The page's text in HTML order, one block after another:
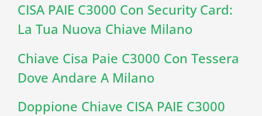
CISA PAIE C3000 Con Security Card:
La Tua Nuova Chiave Milano
Chiave Cisa Paie C3000 Con Tessera
Dove Andare A Milano
Doppione Chiave CISA PAIE C3000